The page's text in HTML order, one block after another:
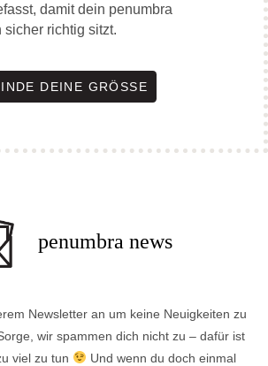
damit dein penumbra
sicher richtig sitzt.
DEINE GRÖSSE
penumbra news
Newsletter an um keine Neuigkeiten zu
wir spammen dich nicht zu – dafür ist
viel zu tun
Und wenn du doch einmal